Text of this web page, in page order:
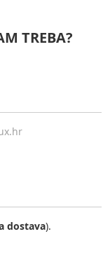
TREBA?
dostava).